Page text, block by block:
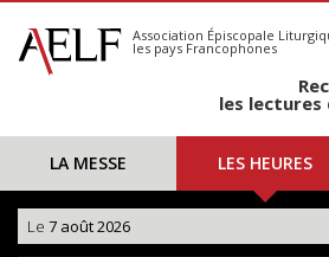
S'abonner
Calendrier
Association Épiscopale
les pays Francophones
les
LA MESSE LES HEURES
Le 7 août 2026